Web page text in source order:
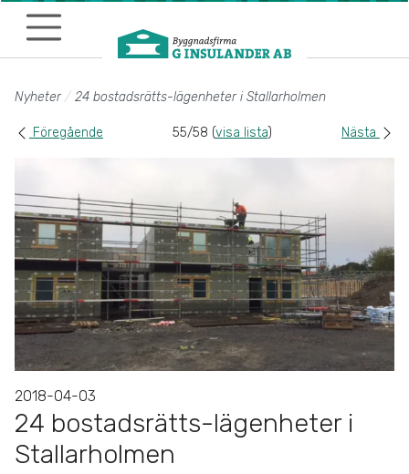
Till sidans huvudinnehåll
Nyheter 24 bostadsrätts-lägenheter i Stallarholmen
Föregående 55/58 (visa lista) Nästa
2018-04-03
24 bostadsrätts-lägenheter i
Stallarholmen